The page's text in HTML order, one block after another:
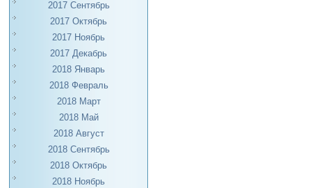
2017 Сентябрь
2017 Октябрь
2017 Ноябрь
2017 Декабрь
2018 Январь
2018 Февраль
2018 Март
2018 Май
2018 Август
2018 Сентябрь
2018 Октябрь
2018 Ноябрь